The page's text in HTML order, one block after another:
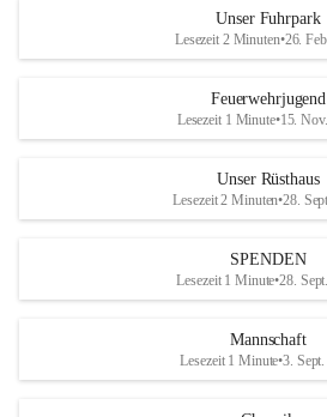
r
Reinerlös des Festes kommt natürlich wieder
Ausrüstung und somit der Einsatzbereitschaft
Hohenkogl/Mitterdorf zugute!
HERZLICHEN DANK FÜR IHREN
Unser Fuhrpark
Lesezeit 2 Minuten•26.
Feuerwehrjugend
Lesezeit 1 Minute•15.
Unser Rüsthaus
Lesezeit 2 Minuten•28.
SPENDEN
Lesezeit 1 Minute•28.
Mannschaft
Lesezeit 1 Minute•3.